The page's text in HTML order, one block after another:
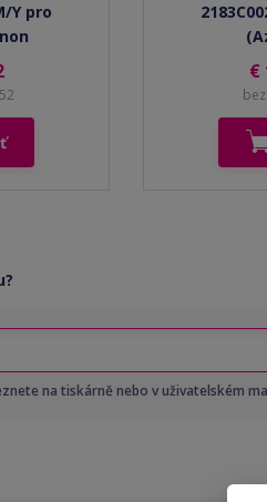
Y pro
€
na tiskárně nebo v uživatelském